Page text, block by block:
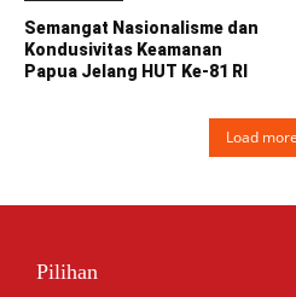
Semangat Nasionalisme dan
Kondusivitas Keamanan
Papua Jelang HUT Ke-81 RI
Load more
Pilihan